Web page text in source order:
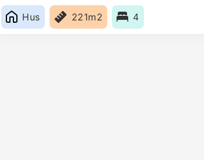
Hus
221m2 4